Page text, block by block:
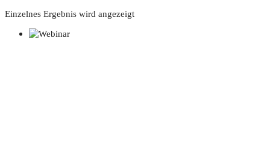
Einzelnes Ergebnis wird angezeigt